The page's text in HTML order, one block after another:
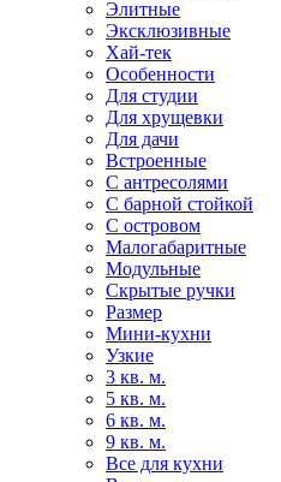
Элитные
Эксклюзивные
Хай-тек
Особенности
Для студии
Для хрущевки
Для дачи
Встроенные
С антресолями
С барной стойкой
С островом
Малогабаритные
Модульные
Скрытые ручки
Размер
Мини-кухни
Узкие
3 кв. м.
5 кв. м.
6 кв. м.
9 кв. м.
Все для кухни